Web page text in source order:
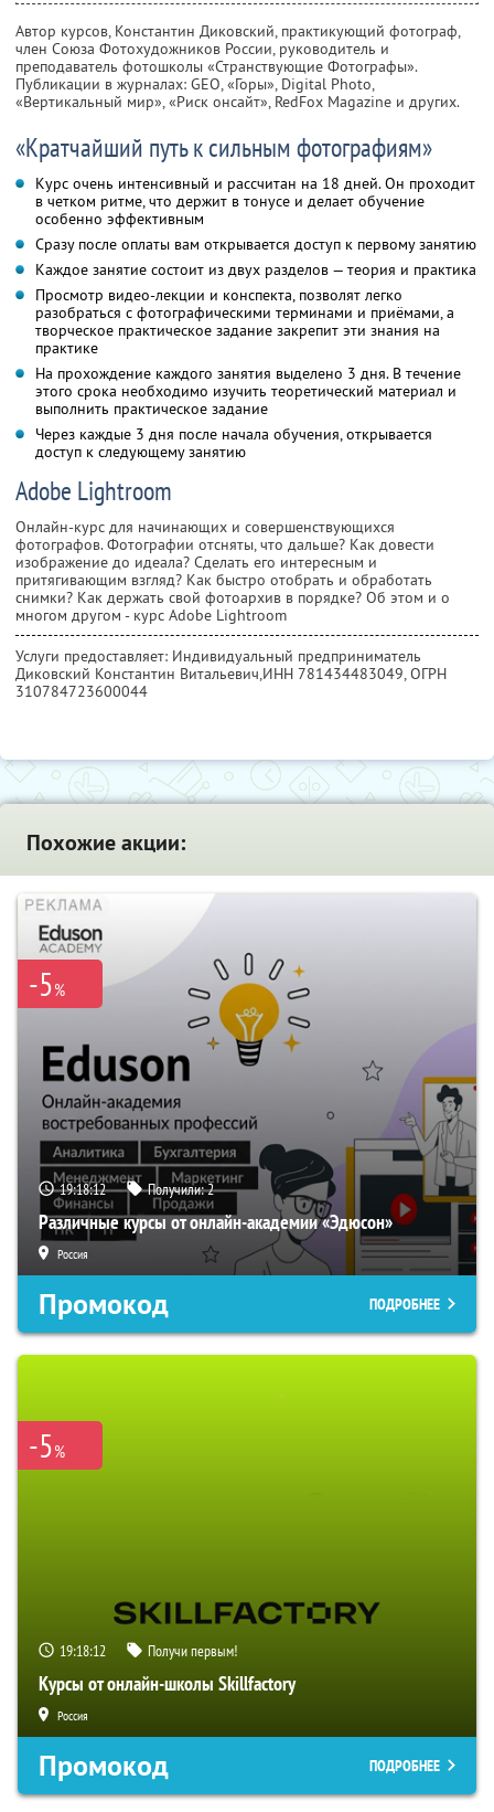
Автор курсов, Константин Диковский, практикующий фотограф,
член Союза Фотохудожников России, руководитель и
преподаватель фотошколы «Странствующие Фотографы».
Публикации в журналах: GEO, «Горы», Digital Photo,
«Вертикальный мир», «Риск онсайт», RedFox Magazine и других.
«Кратчайший путь к сильным фотографиям»
Курс очень интенсивный и рассчитан на 18 дней. Он проходит
в четком ритме, что держит в тонусе и делает обучение
особенно эффективным
Сразу после оплаты вам открывается доступ к первому занятию
Каждое занятие состоит из двух разделов — теория и практика
Просмотр видео-лекции и конспекта, позволят легко
разобраться с фотографическими терминами и приёмами, а
творческое практическое задание закрепит эти знания на
практике
На прохождение каждого занятия выделено 3 дня. В течение
этого срока необходимо изучить теоретический материал и
выполнить практическое задание
Через каждые 3 дня после начала обучения, открывается
доступ к следующему занятию
Adobe Lightroom
Онлайн-курс для начинающих и совершенствующихся
фотографов. Фотографии отсняты, что дальше? Как довести
изображение до идеала? Сделать его интересным и
притягивающим взгляд? Как быстро отобрать и обработать
снимки? Как держать свой фотоархив в порядке? Об этом и о
многом другом - курс Adobe Lightroom
Услуги предоставляет: Индивидуальный предприниматель
Диковский Константин Витальевич,ИНН 781434483049, ОГРН
310784723600044
Похожие акции:
-5%
19:18:11 Получили:2
Различные курсы от онлайн-академии «Эдюсон»
Россия
Промокод ПОДРОБНЕЕ
-5%
19:18:11 Получи первым!
Курсы от онлайн-школы Skillfactory
Россия
Промокод ПОДРОБНЕЕ